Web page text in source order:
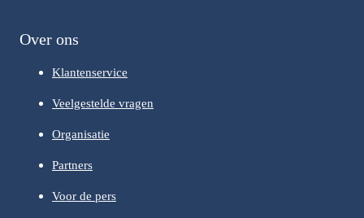
Over ons
Klantenservice
Veelgestelde vragen
Organisatie
Partners
Voor de pers